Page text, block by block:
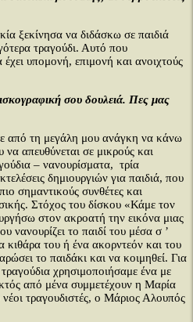
ξεκίνησα να διδάσκω σε παιδιά
τραγούδι. Αυτό που
υπομονή, επιμονή και ανοιχτούς
σου δουλειά. Πες μας
από τη μεγάλη μου ανάγκη να κάνω
απευθύνεται σε μικρούς και
– νανουρίσματα, τρία
δημιουργιών για παιδιά, που
σημαντικούς συνθέτες και
Στόχος του δίσκου «Κάμε τον
στον ακροατή την εικόνα μιας
νανουρίζει το παιδί του μέσα σ ’
κιθάρα του ή ένα ακορντεόν και του
το παιδάκι και να κοιμηθεί. Για
χρησιμοποιήσαμε ένα με
από μένα συμμετέχουν η Μαρία
τραγουδιστές, ο Μάριος Αλουπός